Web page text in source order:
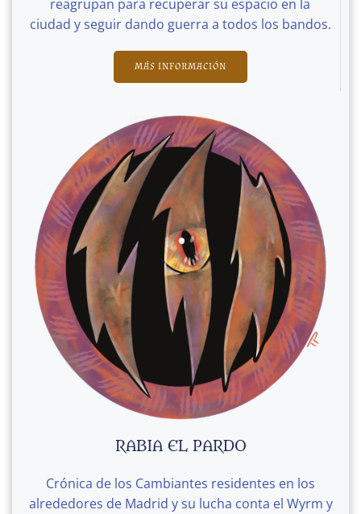
reagrupan para recuperar su espacio en la
ciudad y seguir dando guerra a todos los bandos.
MÁS INFORMACIÓN
RABIA EL PARDO
Crónica de los Cambiantes residentes en los
alrededores de Madrid y su lucha conta el Wyrm y